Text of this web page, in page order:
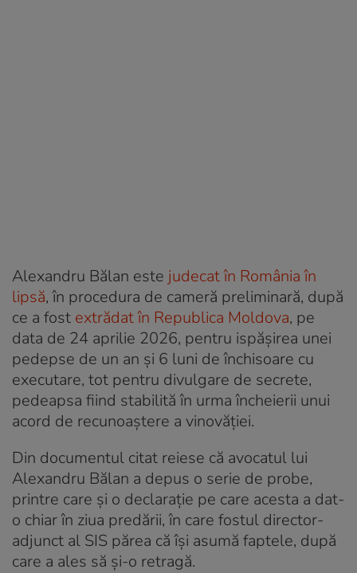
Alexandru Bălan este judecat în România în
lipsă, în procedura de cameră preliminară, după
ce a fost extrădat în Republica Moldova, pe
data de 24 aprilie 2026, pentru ispășirea unei
pedepse de un an și 6 luni de închisoare cu
executare, tot pentru divulgare de secrete,
pedeapsa fiind stabilită în urma încheierii unui
acord de recunoaștere a vinovăției.
Din documentul citat reiese că avocatul lui
Alexandru Bălan a depus o serie de probe,
printre care și o declarație pe care acesta a dat-
o chiar în ziua predării, în care fostul director-
adjunct al SIS părea că își asumă faptele, după
care a ales să și-o retragă.